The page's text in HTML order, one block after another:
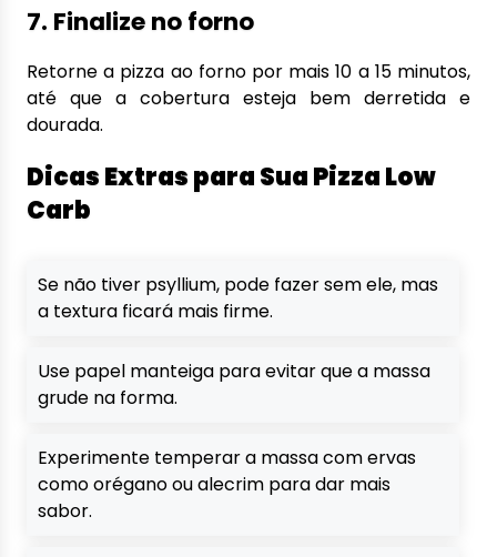
7. Finalize no forno
Retorne a pizza ao forno por mais 10 a 15 minutos,
até que a cobertura esteja bem derretida e
dourada.
Dicas Extras para Sua Pizza Low
Carb
Se não tiver psyllium, pode fazer sem ele, mas
a textura ficará mais firme.
Use papel manteiga para evitar que a massa
grude na forma.
Experimente temperar a massa com ervas
como orégano ou alecrim para dar mais
sabor.